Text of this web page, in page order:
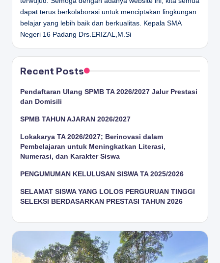
dapat terus berkolaborasi untuk menciptakan lingkungan
belajar yang lebih baik dan berkualitas. Kepala SMA
Negeri 16 Padang Drs.ERIZAL,M.Si
Recent Posts
Pendaftaran Ulang SPMB TA 2026/2027 Jalur Prestasi
dan Domisili
SPMB TAHUN AJARAN 2026/2027
Lokakarya TA 2026/2027; Berinovasi dalam
Pembelajaran untuk Meningkatkan Literasi,
Numerasi, dan Karakter Siswa
PENGUMUMAN KELULUSAN SISWA TA 2025/2026
SELAMAT SISWA YANG LOLOS PERGURUAN TINGGI
SELEKSI BERDASARKAN PRESTASI TAHUN 2026